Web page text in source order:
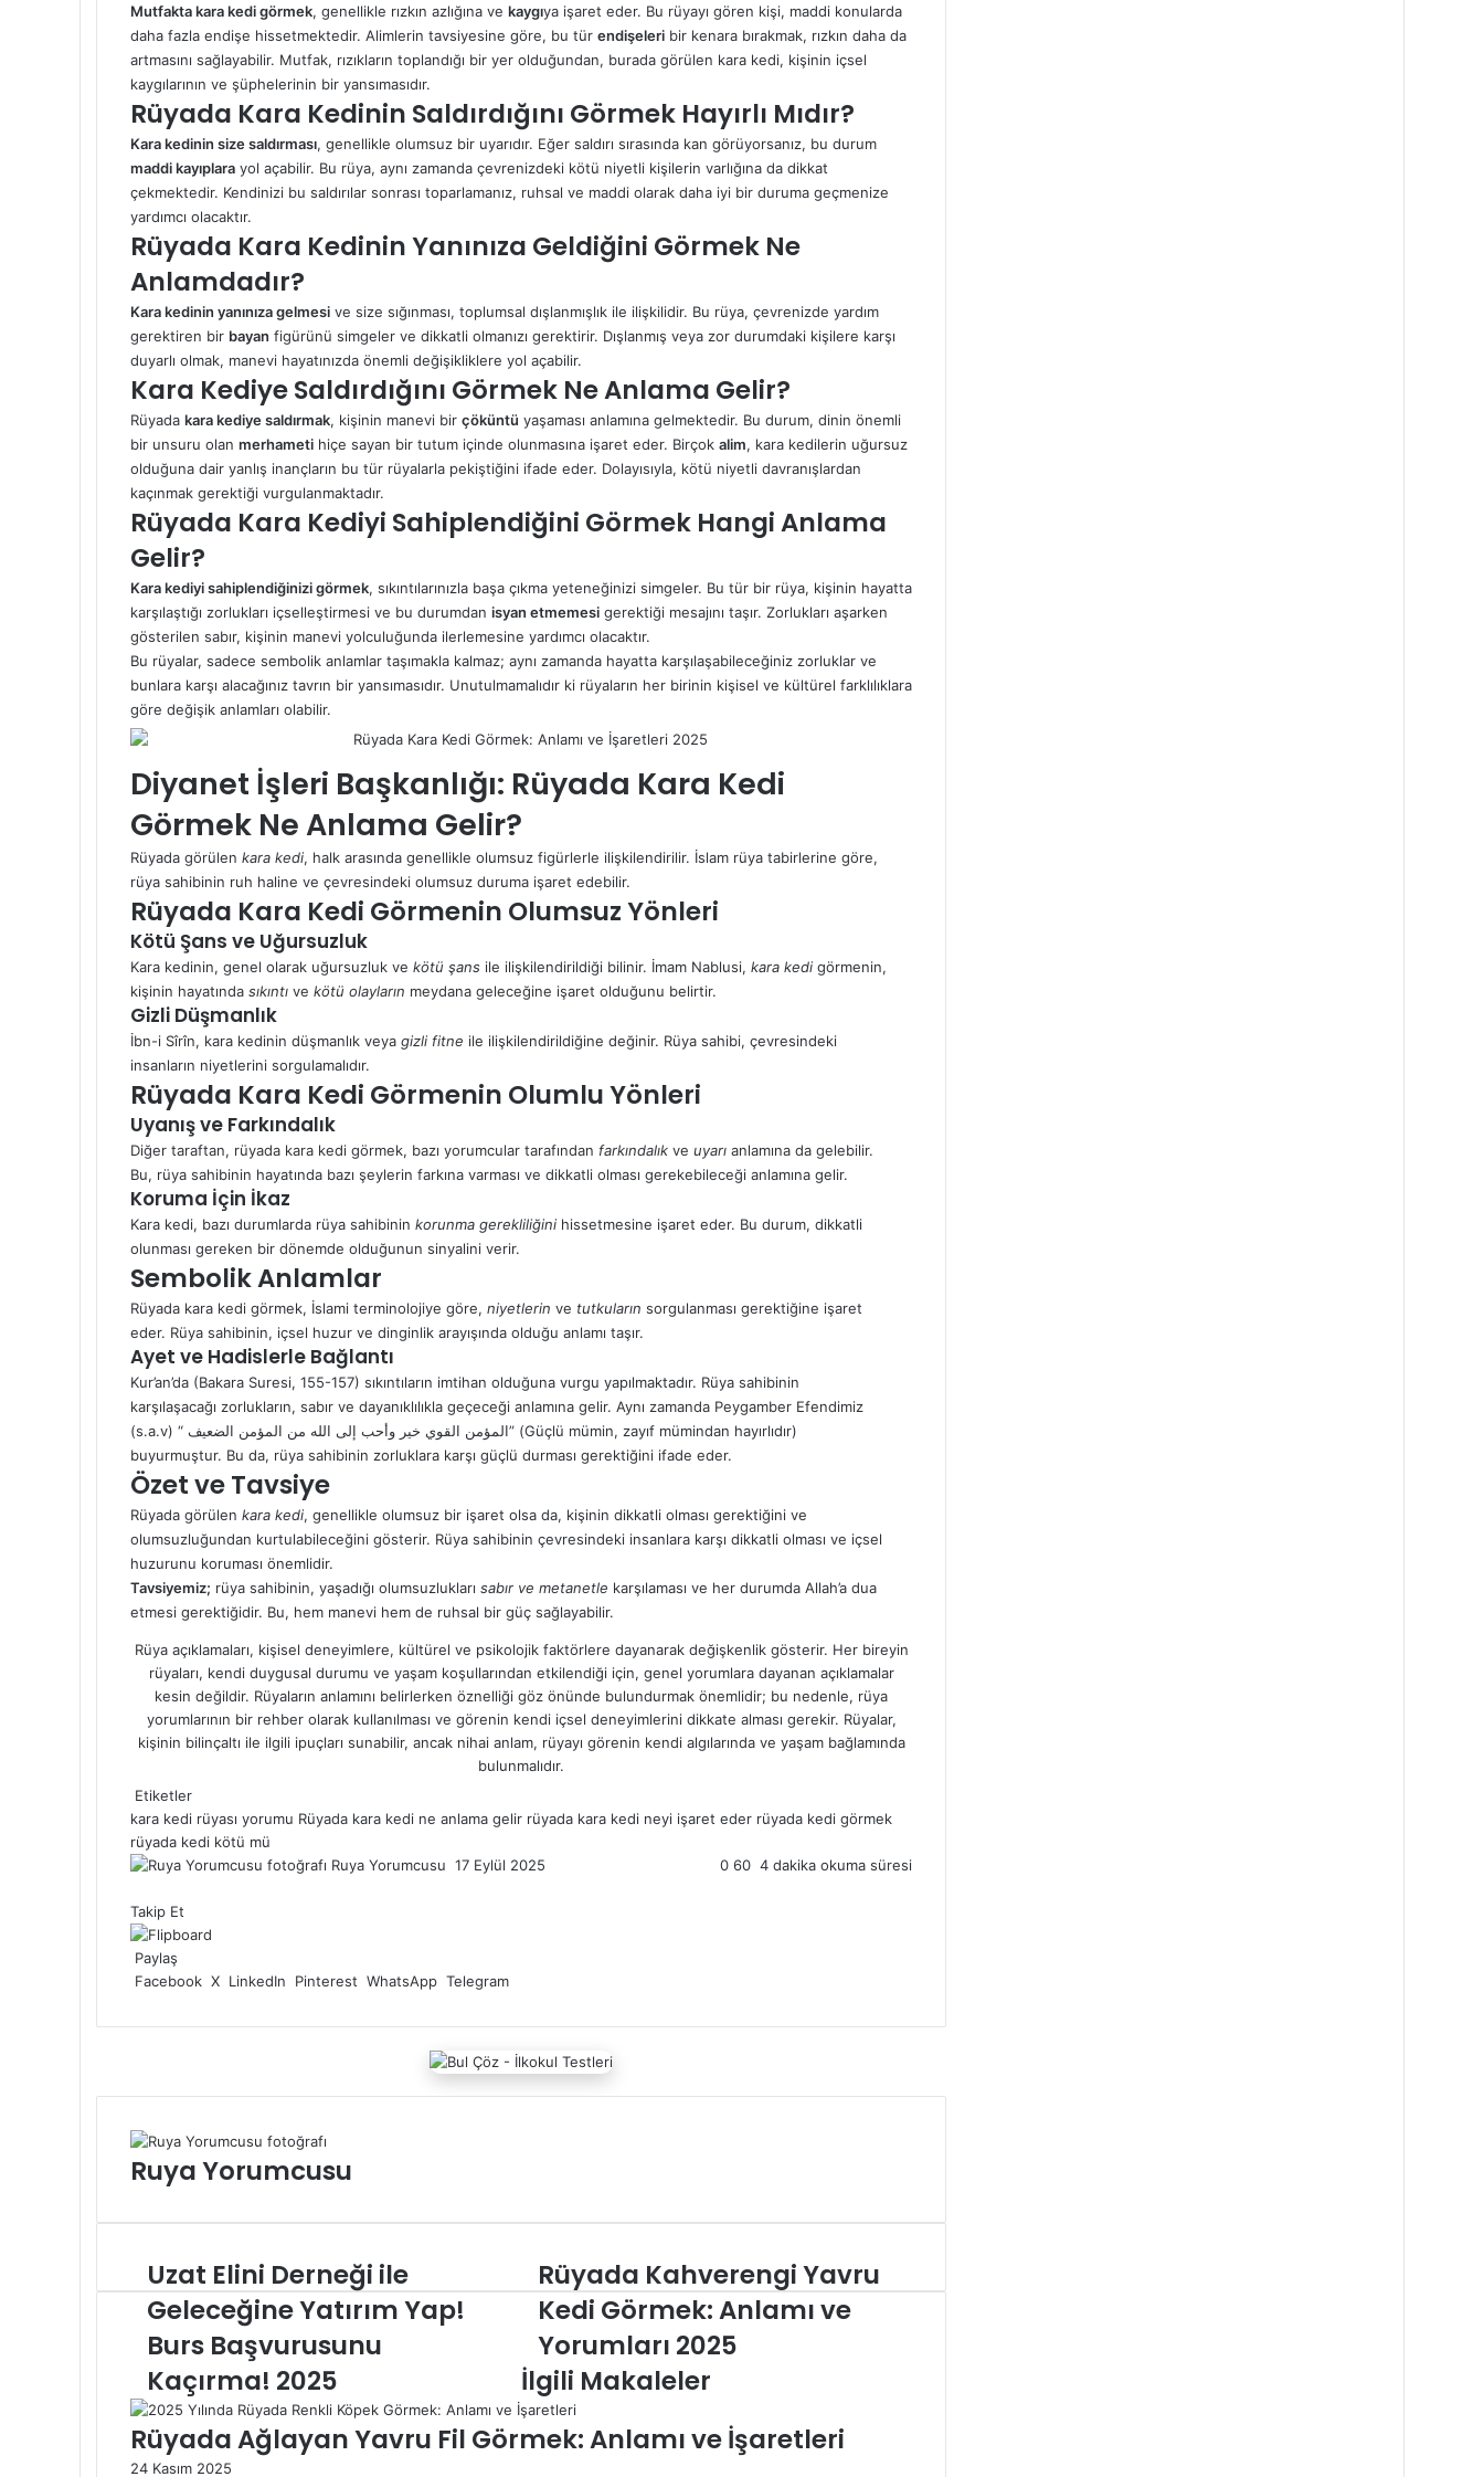
Mutfakta kara kedi görmek, genellikle rızkın azlığına ve kaygıya işaret eder. Bu rüyayı gören kişi, maddi konularda
daha fazla endişe hissetmektedir. Alimlerin tavsiyesine göre, bu tür endişeleri bir kenara bırakmak, rızkın daha da
artmasını sağlayabilir. Mutfak, rızıkların toplandığı bir yer olduğundan, burada görülen kara kedi, kişinin içsel
kaygılarının ve şüphelerinin bir yansımasıdır.
Rüyada Kara Kedinin Saldırdığını Görmek Hayırlı Mıdır?
Kara kedinin size saldırması, genellikle olumsuz bir uyarıdır. Eğer saldırı sırasında kan görüyorsanız, bu durum
maddi kayıplara yol açabilir. Bu rüya, aynı zamanda çevrenizdeki kötü niyetli kişilerin varlığına da dikkat
çekmektedir. Kendinizi bu saldırılar sonrası toparlamanız, ruhsal ve maddi olarak daha iyi bir duruma geçmenize
yardımcı olacaktır.
Rüyada Kara Kedinin Yanınıza Geldiğini Görmek Ne
Anlamdadır?
Kara kedinin yanınıza gelmesi ve size sığınması, toplumsal dışlanmışlık ile ilişkilidir. Bu rüya, çevrenizde yardım
gerektiren bir bayan figürünü simgeler ve dikkatli olmanızı gerektirir. Dışlanmış veya zor durumdaki kişilere karşı
duyarlı olmak, manevi hayatınızda önemli değişikliklere yol açabilir.
Kara Kediye Saldırdığını Görmek Ne Anlama Gelir?
Rüyada kara kediye saldırmak, kişinin manevi bir çöküntü yaşaması anlamına gelmektedir. Bu durum, dinin önemli
bir unsuru olan merhameti hiçe sayan bir tutum içinde olunmasına işaret eder. Birçok alim, kara kedilerin uğursuz
olduğuna dair yanlış inançların bu tür rüyalarla pekiştiğini ifade eder. Dolayısıyla, kötü niyetli davranışlardan
kaçınmak gerektiği vurgulanmaktadır.
Rüyada Kara Kediyi Sahiplendiğini Görmek Hangi Anlama
Gelir?
Kara kediyi sahiplendiğinizi görmek, sıkıntılarınızla başa çıkma yeteneğinizi simgeler. Bu tür bir rüya, kişinin hayatta
karşılaştığı zorlukları içselleştirmesi ve bu durumdan isyan etmemesi gerektiği mesajını taşır. Zorlukları aşarken
gösterilen sabır, kişinin manevi yolculuğunda ilerlemesine yardımcı olacaktır.
Bu rüyalar, sadece sembolik anlamlar taşımakla kalmaz; aynı zamanda hayatta karşılaşabileceğiniz zorluklar ve
bunlara karşı alacağınız tavrın bir yansımasıdır. Unutulmamalıdır ki rüyaların her birinin kişisel ve kültürel farklılıklara
göre değişik anlamları olabilir.
Diyanet İşleri Başkanlığı: Rüyada Kara Kedi
Görmek Ne Anlama Gelir?
Rüyada görülen kara kedi, halk arasında genellikle olumsuz figürlerle ilişkilendirilir. İslam rüya tabirlerine göre,
rüya sahibinin ruh haline ve çevresindeki olumsuz duruma işaret edebilir.
Rüyada Kara Kedi Görmenin Olumsuz Yönleri
Kötü Şans ve Uğursuzluk
Kara kedinin, genel olarak uğursuzluk ve kötü şans ile ilişkilendirildiği bilinir. İmam Nablusi, kara kedi görmenin,
kişinin hayatında sıkıntı ve kötü olayların meydana geleceğine işaret olduğunu belirtir.
Gizli Düşmanlık
İbn-i Sîrîn, kara kedinin düşmanlık veya gizli fitne ile ilişkilendirildiğine değinir. Rüya sahibi, çevresindeki
insanların niyetlerini sorgulamalıdır.
Rüyada Kara Kedi Görmenin Olumlu Yönleri
Uyanış ve Farkındalık
Diğer taraftan, rüyada kara kedi görmek, bazı yorumcular tarafından farkındalık ve uyarı anlamına da gelebilir.
Bu, rüya sahibinin hayatında bazı şeylerin farkına varması ve dikkatli olması gerekebileceği anlamına gelir.
Koruma İçin İkaz
Kara kedi, bazı durumlarda rüya sahibinin korunma gerekliliğini hissetmesine işaret eder. Bu durum, dikkatli
olunması gereken bir dönemde olduğunun sinyalini verir.
Sembolik Anlamlar
Rüyada kara kedi görmek, İslami terminolojiye göre, niyetlerin ve tutkuların sorgulanması gerektiğine işaret
eder. Rüya sahibinin, içsel huzur ve dinginlik arayışında olduğu anlamı taşır.
Ayet ve Hadislerle Bağlantı
Kur’an’da (Bakara Suresi, 155-157) sıkıntıların imtihan olduğuna vurgu yapılmaktadır. Rüya sahibinin
karşılaşacağı zorlukların, sabır ve dayanıklılıkla geçeceği anlamına gelir. Aynı zamanda Peygamber Efendimiz
(s.a.v) “ المؤمن القوي خير وأحب إلى الله من المؤمن الضعيف” (Güçlü mümin, zayıf mümindan hayırlıdır)
buyurmuştur. Bu da, rüya sahibinin zorluklara karşı güçlü durması gerektiğini ifade eder.
Özet ve Tavsiye
Rüyada görülen kara kedi, genellikle olumsuz bir işaret olsa da, kişinin dikkatli olması gerektiğini ve
olumsuzluğundan kurtulabileceğini gösterir. Rüya sahibinin çevresindeki insanlara karşı dikkatli olması ve içsel
huzurunu koruması önemlidir.
Tavsiyemiz; rüya sahibinin, yaşadığı olumsuzlukları sabır ve metanetle karşılaması ve her durumda Allah’a dua
etmesi gerektiğidir. Bu, hem manevi hem de ruhsal bir güç sağlayabilir.
Rüya açıklamaları, kişisel deneyimlere, kültürel ve psikolojik faktörlere dayanarak değişkenlik gösterir. Her bireyin
rüyaları, kendi duygusal durumu ve yaşam koşullarından etkilendiği için, genel yorumlara dayanan açıklamalar
kesin değildir. Rüyaların anlamını belirlerken öznelliği göz önünde bulundurmak önemlidir; bu nedenle, rüya
yorumlarının bir rehber olarak kullanılması ve görenin kendi içsel deneyimlerini dikkate alması gerekir. Rüyalar,
kişinin bilinçaltı ile ilgili ipuçları sunabilir, ancak nihai anlam, rüyayı görenin kendi algılarında ve yaşam bağlamında
bulunmalıdır.
Etiketler
kara kedi rüyası yorumu Rüyada kara kedi ne anlama gelir rüyada kara kedi neyi işaret eder rüyada kedi görmek
rüyada kedi kötü mü
Ruya Yorumcusu B
p
s
a
g
17 Eylül 2025 0 60 4 dakika okuma süresi
a
c
e
b
o
i
n
k
e
I
i
n
t
e
e
h
a
t
s
p
e
l
e
g
a
Takip Et
Paylaş
Facebook X LinkedIn Pinterest WhatsApp Telegram
Ruya Yorumcusu
U
z
a
t
i
n
Uzat Elini Derneği ile
Geleceğine Yatırım Yap!
Burs Başvurusunu
Kaçırma! 2025
R
ü
y
a
a
K
a
h
Rüyada Kahverengi Yavru
Kedi Görmek: Anlamı ve
Yorumları 2025
İlgili Makaleler
Rüyada Ağlayan Yavru Fil Görmek: Anlamı ve İşaretleri
24 Kasım 2025